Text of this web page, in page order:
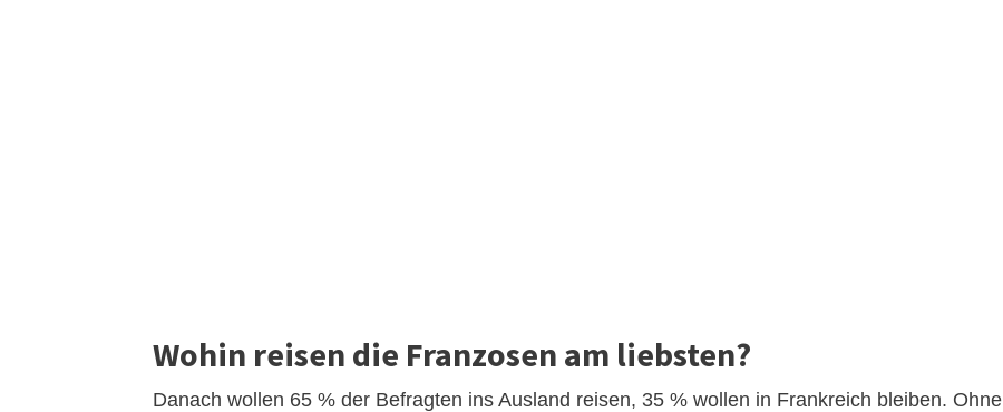
Wohin reisen die Franzosen am liebsten?
Danach wollen 65 % der Befragten ins Ausland reisen, 35 % wollen in Frankreich bleiben. Ohne